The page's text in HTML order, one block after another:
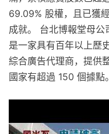
69.09% 股權，且已獲
成就。 台北博報堂母公
是一家具有百年以上歷
綜合廣告代理商，提供
國家有超過 150 個據點。